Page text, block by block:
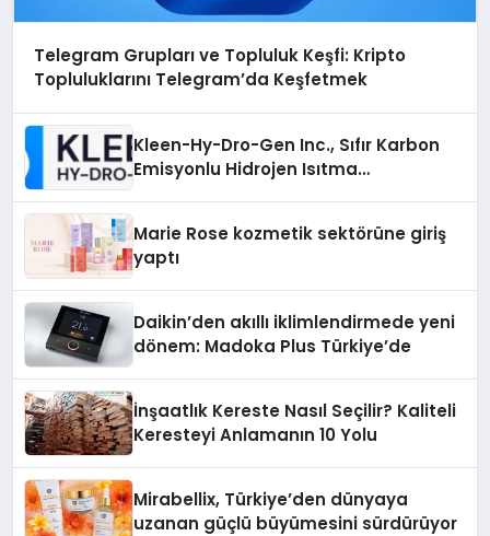
Telegram Grupları ve Topluluk Keşfi: Kripto
Topluluklarını Telegram’da Keşfetmek
Kleen-Hy-Dro-Gen Inc., Sıfır Karbon
Emisyonlu Hidrojen Isıtma
Marie Rose kozmetik sektörüne giriş
yaptı
Daikin’den akıllı iklimlendirmede yeni
dönem: Madoka Plus Türkiye’de
İnşaatlık Kereste Nasıl Seçilir? Kaliteli
Keresteyi Anlamanın 10 Yolu
Mirabellix, Türkiye’den dünyaya
uzanan güçlü büyümesini sürdürüyor